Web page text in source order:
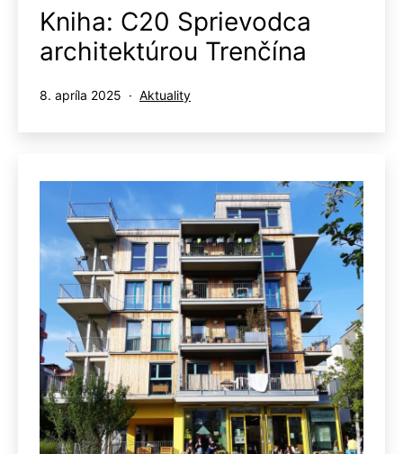
Kniha: C20 Sprievodca
architektúrou Trenčína
Publikované
8. apríla 2025
Kategorizované
Aktuality